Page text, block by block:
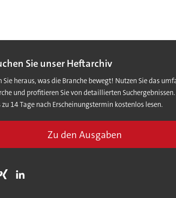
Sie unser Heftarchiv
Sie heraus, was die Branche bewegt! Nutzen Sie das
und profitieren Sie von detaillierten
zu 14 Tage nach Erscheinungstermin kostenlos lesen.
Zu den Ausgaben